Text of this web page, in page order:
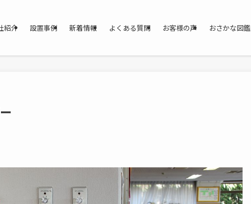
紹介 設置事例 新着情報 よくある質問 お客様の声 おさかな図鑑